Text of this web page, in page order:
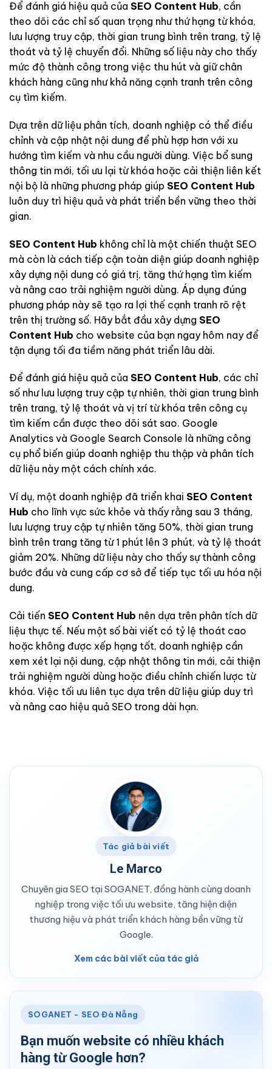
Để đánh giá hiệu quả của SEO Content Hub, cần
theo dõi các chỉ số quan trọng như thứ hạng từ khóa,
lưu lượng truy cập, thời gian trung bình trên trang, tỷ lệ
thoát và tỷ lệ chuyển đổi. Những số liệu này cho thấy
mức độ thành công trong việc thu hút và giữ chân
khách hàng cũng như khả năng cạnh tranh trên công
cụ tìm kiếm.
Dựa trên dữ liệu phân tích, doanh nghiệp có thể điều
chỉnh và cập nhật nội dung để phù hợp hơn với xu
hướng tìm kiếm và nhu cầu người dùng. Việc bổ sung
thông tin mới, tối ưu lại từ khóa hoặc cải thiện liên kết
nội bộ là những phương pháp giúp SEO Content Hub
luôn duy trì hiệu quả và phát triển bền vững theo thời
gian.
SEO Content Hub không chỉ là một chiến thuật SEO
mà còn là cách tiếp cận toàn diện giúp doanh nghiệp
xây dựng nội dung có giá trị, tăng thứ hạng tìm kiếm
và nâng cao trải nghiệm người dùng. Áp dụng đúng
phương pháp này sẽ tạo ra lợi thế cạnh tranh rõ rệt
trên thị trường số. Hãy bắt đầu xây dựng SEO
Content Hub cho website của bạn ngay hôm nay để
tận dụng tối đa tiềm năng phát triển lâu dài.
Để đánh giá hiệu quả của SEO Content Hub, các chỉ
số như lưu lượng truy cập tự nhiên, thời gian trung bình
trên trang, tỷ lệ thoát và vị trí từ khóa trên công cụ
tìm kiếm cần được theo dõi sát sao. Google
Analytics và Google Search Console là những công
cụ phổ biến giúp doanh nghiệp thu thập và phân tích
dữ liệu này một cách chính xác.
Ví dụ, một doanh nghiệp đã triển khai SEO Content
Hub cho lĩnh vực sức khỏe và thấy rằng sau 3 tháng,
lưu lượng truy cập tự nhiên tăng 50%, thời gian trung
bình trên trang tăng từ 1 phút lên 3 phút, và tỷ lệ thoát
giảm 20%. Những dữ liệu này cho thấy sự thành công
bước đầu và cung cấp cơ sở để tiếp tục tối ưu hóa nội
dung.
Cải tiến SEO Content Hub nên dựa trên phân tích dữ
liệu thực tế. Nếu một số bài viết có tỷ lệ thoát cao
hoặc không được xếp hạng tốt, doanh nghiệp cần
xem xét lại nội dung, cập nhật thông tin mới, cải thiện
trải nghiệm người dùng hoặc điều chỉnh chiến lược từ
khóa. Việc tối ưu liên tục dựa trên dữ liệu giúp duy trì
và nâng cao hiệu quả SEO trong dài hạn.
Tác giả bài viết
Le Marco
Chuyên gia SEO tại SOGANET, đồng hành cùng doanh
nghiệp trong việc tối ưu website, tăng hiện diện
thương hiệu và phát triển khách hàng bền vững từ
Google.
Xem các bài viết của tác giả
SOGANET - SEO Đà Nẵng
Bạn muốn website có nhiều khách
hàng từ Google hơn?